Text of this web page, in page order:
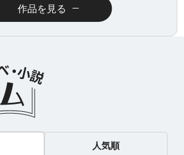
作品を見る
人気順